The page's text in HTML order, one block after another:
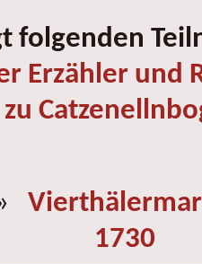
folgenden
Erzähler und
zu
1730